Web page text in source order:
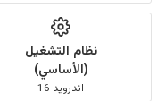
نظام التشغيل
(الأساسي)
اندرويد 16